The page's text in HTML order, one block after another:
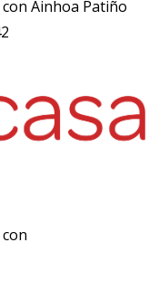
Ainhoa Patiño